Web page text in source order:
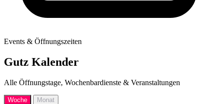
Events & Öffnungszeiten
Gutz Kalender
Alle Öffnungstage, Wochenbardienste & Veranstaltungen
Woche Monat